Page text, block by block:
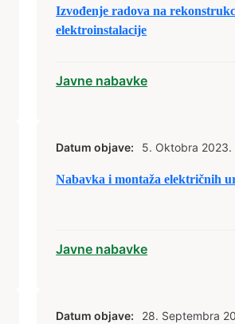
Izvođenje radova na
elektroinstalacije
Javne nabavke
Datum objave: 5. Oktobra 2023.
Nabavka i montaža električnih
Javne nabavke
Datum objave: 28. Septembra